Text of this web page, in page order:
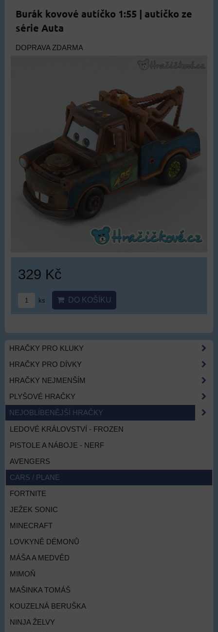
Burák kovové autíčko 1:55 | autíčko ze
série Auta
DOPRAVA ZDARMA
329 Kč
ks DO KOŠÍKU
HRAČKY PRO KLUKY
HRAČKY PRO DÍVKY
HRAČKY NEJMENŠÍM
PLYŠOVÉ HRAČKY
NEJOBLÍBENĚJŠÍ HRAČKY
LEDOVÉ KRÁLOVSTVÍ - FROZEN
PISTOLE A NÁBOJE - NERF
AVENGERS
CARS / PLANE
FORTNITE
JEŽEK SONIC
MINECRAFT
LOVKYNĚ DÉMONŮ
MÁŠA A MEDVĚD
MIMOŇ
MAŠINKA TOMÁŠ
KOUZELNÁ BERUŠKA
NINJA ŽELVY